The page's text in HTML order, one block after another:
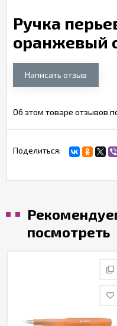
Ручка
оранжевый
Написать отзыв
Об этом товаре отзывов
Поделиться:
посмотреть